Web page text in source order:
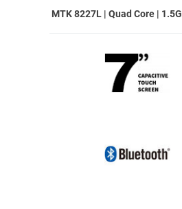
MTK 8227L | Quad Core |